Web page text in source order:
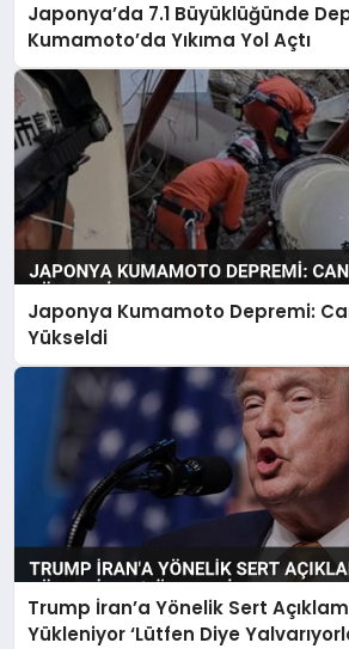
Japonya’da 7.1 Büyüklüğünde
Kumamoto’da Yıkıma Yol Açtı
Japonya Kumamoto Depremi: Can
Yükseldi
Trump İran’a Yönelik Sert
Yükleniyor ‘Lütfen Diye